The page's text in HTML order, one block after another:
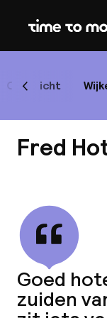
Overzicht
Scroll naar links
Fred
Goed
zuiden